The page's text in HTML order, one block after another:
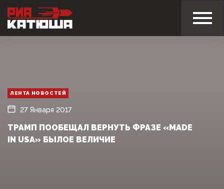
ЛЕНТА НОВОСТЕЙ
27 Января 2017
ТРАМП ПООБЕЩАЛ ВЕРНУТЬ ФРАЗЕ «MADE
IN USA» БЫЛОЕ ВЕЛИЧИЕ